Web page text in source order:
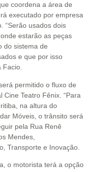
coordena a área de
executado por empresa
“Serão usados dois
estarão as peças
do sistema de
e que por isso
Facio.
permitido o fluxo de
Teatro Fênix. “Para
na altura do
Móveis, o trânsito será
pela Rua Renê
Mendes,
Transporte e Inovação.
o motorista terá a opção